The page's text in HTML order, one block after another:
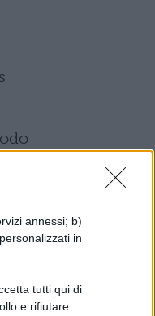
annessi; b)
in
tutti qui di
e rifiutare